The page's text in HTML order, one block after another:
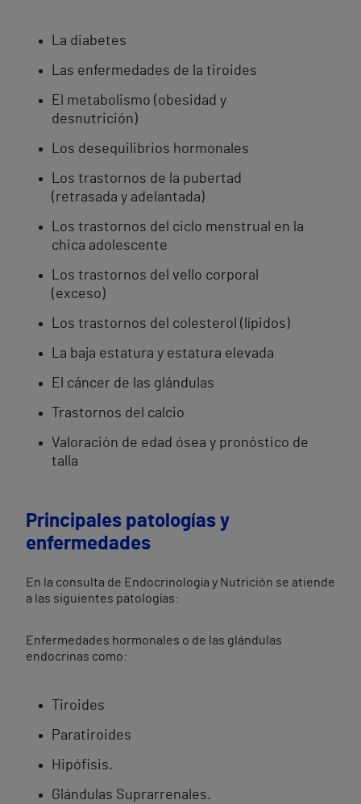
La diabetes
Las enfermedades de la tiroides
El metabolismo (obesidad y
desnutrición)
Los desequilibrios hormonales
Los trastornos de la pubertad
(retrasada y adelantada)
Los trastornos del ciclo menstrual en la
chica adolescente
Los trastornos del vello corporal
(exceso)
Los trastornos del colesterol (lípidos)
La baja estatura y estatura elevada
El cáncer de las glándulas
Trastornos del calcio
Valoración de edad ósea y pronóstico de
talla
Principales patologías y
enfermedades
En la consulta de Endocrinología y Nutrición se atiende
a las siguientes patologías:
Enfermedades hormonales o de las glándulas
endocrinas como:
Tiroides
Paratiroides
Hipófisis.
Glándulas Suprarrenales.